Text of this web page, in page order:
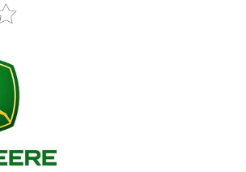
Rasentraktoren
Freischneider